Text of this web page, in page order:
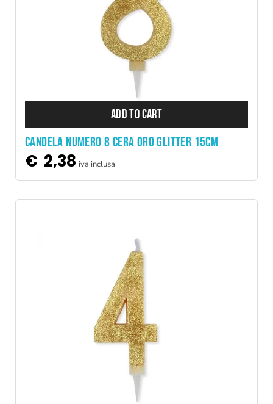
ADD TO CART
CANDELA NUMERO 8 CERA ORO GLITTER 15CM
€ 2,38 iva inclusa